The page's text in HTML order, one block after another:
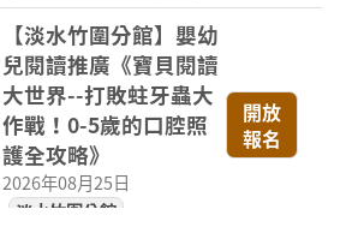
【淡水竹圍分館】嬰幼
兒閱讀推廣《寶貝閱讀
大世界--打敗蛀牙蟲大
作戰！0-5歲的口腔照
護全攻略》
2026年08月25日
淡水竹圍分館
開放
報名